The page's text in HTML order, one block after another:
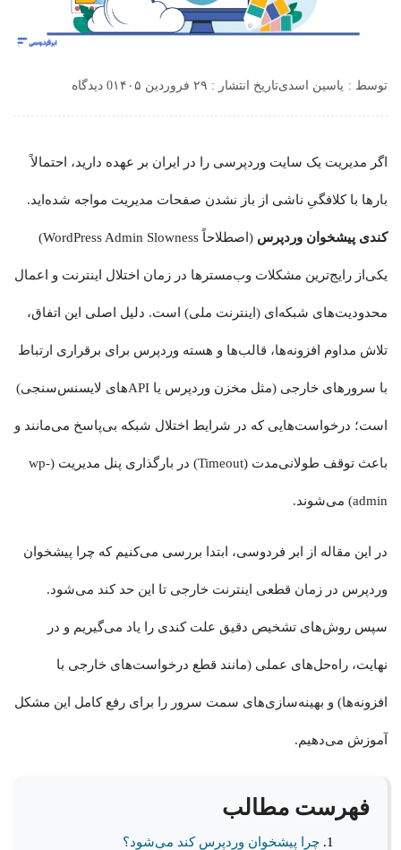
توسط : یاسین اسدیتاریخ انتشار : ۲۹ فروردین ۱۴۰۵ 0 دیدگاه
اگر مدیریت یک سایت وردپرسی را در ایران بر عهده دارید، احتمالاً
بارها با کلافگیِ ناشی از باز نشدن صفحات مدیریت مواجه شده‌اید.
کندی پیشخوان وردپرس (اصطلاحاً WordPress Admin Slowness)
یکی‌از رایج‌ترین مشکلات وب‌مسترها در زمان اختلال اینترنت و اعمال
محدودیت‌های شبکه‌ای (اینترنت ملی) است. دلیل اصلی این اتفاق،
تلاش مداوم افزونه‌ها، قالب‌ها و هسته وردپرس برای برقراری ارتباط
با سرورهای خارجی (مثل مخزن وردپرس یا APIهای لایسنس‌سنجی)
است؛ درخواست‌هایی که در شرایط اختلال شبکه بی‌پاسخ می‌مانند و
باعث توقف طولانی‌مدت (Timeout) در بارگذاری پنل مدیریت (wp-
admin) می‌شوند.
در این مقاله از ابر فردوسی، ابتدا بررسی می‌کنیم که چرا پیشخوان
وردپرس در زمان قطعی اینترنت خارجی تا این حد کند می‌شود.
سپس روش‌های تشخیص دقیق علت کندی را یاد می‌گیریم و در
نهایت، راه‌حل‌های عملی (مانند قطع درخواست‌های خارجی با
افزونه‌ها) و بهینه‌سازی‌های سمت سرور را برای رفع کامل این مشکل
آموزش می‌دهیم.
فهرست مطالب
چرا پیشخوان وردپرس کند می‌شود؟